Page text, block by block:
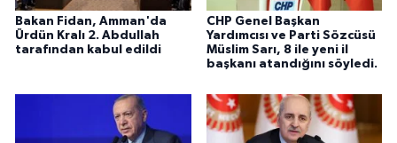
Bakan Fidan, Amman'da
Ürdün Kralı 2. Abdullah
tarafından kabul edildi
CHP Genel Başkan
Yardımcısı ve Parti Sözcüsü
Müslim Sarı, 8 ile yeni il
başkanı atandığını söyledi.